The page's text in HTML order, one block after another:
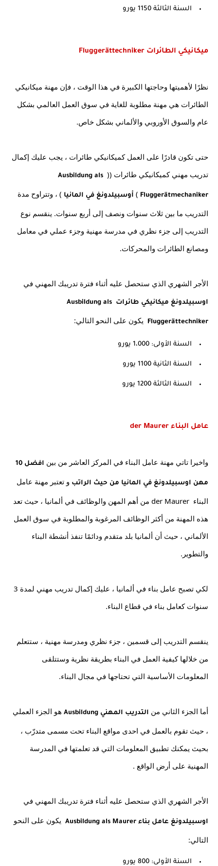
السنة الثالثة 1150 يورو
ميكانيكي الطائرات Fluggerättechniker
عام والسوق الأوروبي والألماني بشكل خاص.
تدريب مهني كميكانيكي طائرات (( Ausbildung als
Fluggerätmechaniker
) أوسبيلدونغ في المانيا
ومصانع الطائرات والمحركات.
الأجر الشهري الذي ستحصل عليه أثناء فترة تدريبك المهني في
اوسبيلدونغ ميكانيكي طائرات Ausbildung als
Fluggerättechniker
  يكون على النحو التالي:
السنة الأولى: 1،000 يورو
السنة الثانية 1100 يورو
السنة الثالثة 1200 يورو
عامل البناء der Maurer
واخيرا تاتي مهنة عامل البناء في المركز العاشر من بين
مهن اوسبيلدونغ في المانيا من حيث الراتب
والتطوير.
سنوات كعامل بناء في قطاع البناء.
المعلومات الأساسية التي تحتاجها في مجال البناء.
أما الجزء الثاني من التدريب المهني Ausbildung
المهنية على أرض الواقع .
الأجر الشهري الذي ستحصل عليه أثناء فترة تدريبك المهني في
اوسبيلدونغ عامل بناء Ausbildung als Maurer
التالي:
السنة الأولى: 800 يورو